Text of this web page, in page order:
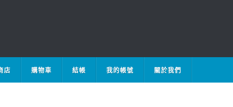
店 購物車 結帳 我的帳號 關於我們